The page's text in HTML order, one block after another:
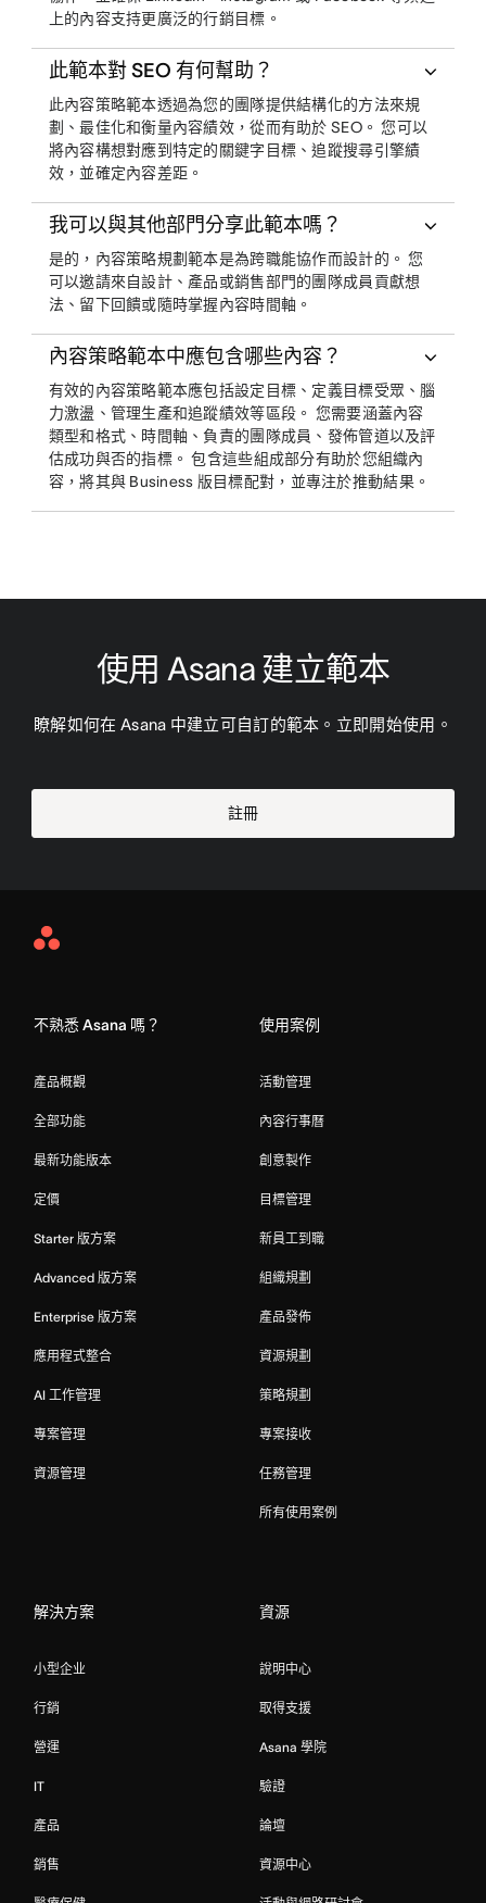
上的內容支持更廣泛的行銷目標。
此範本對 SEO 有何幫助？
此內容策略範本透過為您的團隊提供結構化的方法來規
劃、最佳化和衡量內容績效，從而有助於 SEO。 您可以
將內容構想對應到特定的關鍵字目標、追蹤搜尋引擎績
效，並確定內容差距。
我可以與其他部門分享此範本嗎？
是的，內容策略規劃範本是為跨職能協作而設計的。 您
可以邀請來自設計、產品或銷售部門的團隊成員貢獻想
法、留下回饋或隨時掌握內容時間軸。
內容策略範本中應包含哪些內容？
有效的內容策略範本應包括設定目標、定義目標受眾、腦
力激盪、管理生產和追蹤績效等區段。 您需要涵蓋內容
類型和格式、時間軸、負責的團隊成員、發佈管道以及評
估成功與否的指標。 包含這些組成部分有助於您組織內
容，將其與 Business 版目標配對，並專注於推動結果。
使用 Asana 建立範本
瞭解如何在 Asana 中建立可自訂的範本。立即開始使用。
註冊
Asana
不熟悉 Asana 嗎？
產品概觀
全部功能
最新功能版本
定價
Starter 版方案
Advanced 版方案
Enterprise 版方案
應用程式整合
AI 工作管理
專案管理
資源管理
使用案例
活動管理
內容行事曆
創意製作
目標管理
新員工到職
組織規劃
產品發佈
資源規劃
策略規劃
專案接收
任務管理
所有使用案例
解決方案
小型企业
行銷
營運
IT
產品
銷售
資源
說明中心
取得支援
Asana 學院
驗證
論壇
資源中心